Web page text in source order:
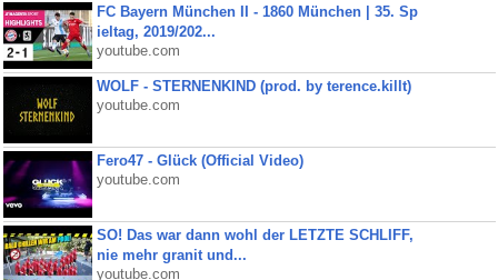
FC Bayern München II - 1860 München | 35. Sp
ieltag, 2019/202...
youtube.com
WOLF - STERNENKIND (prod. by terence.killt)
youtube.com
Fero47 - Glück (Official Video)
youtube.com
SO! Das war dann wohl der LETZTE SCHLIFF,
nie mehr granit und...
youtube.com